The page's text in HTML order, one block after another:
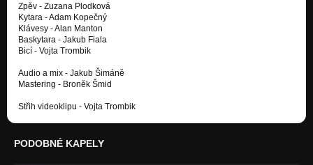
Zpěv - Zuzana Plodková
Kytara - Adam Kopečný
Klávesy - Alan Manton
Baskytara - Jakub Fiala
Bicí - Vojta Trombik
Audio a mix - Jakub Šimáně
Mastering - Broněk Šmid
Střih videoklipu - Vojta Trombik
PODOBNÉ KAPELY